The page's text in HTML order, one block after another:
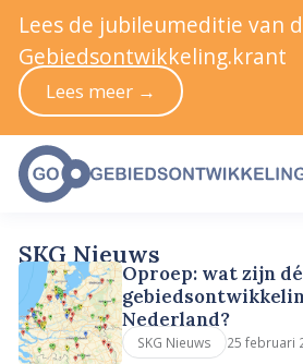
SKG Nieuws
Oproep: wat zijn
Nederland?
SKG Nieuws 25 februari
Lees de jubileumeditie van
Gebiedsontwikkeling.krant
Lees meer →